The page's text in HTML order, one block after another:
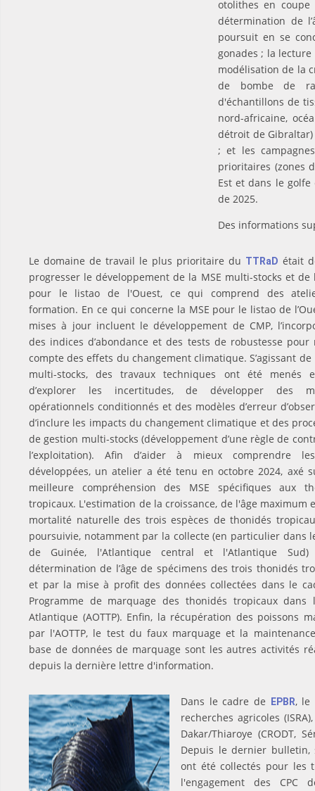
otolithes en
détermination de
poursuit en se
gonades ; la
modélisation de la
de bombe de
d'échantillons de
nord-africaine,
détroit de
; et les
prioritaires (zones
Est et dans le
de 2025.
Des informations
Le domaine de travail le plus prioritaire du TTRaD était
progresser le développement de la MSE multi-stocks et de
pour le listao de l'Ouest, ce qui comprend des
formation. En ce qui concerne la MSE pour le listao de
mises à jour incluent le développement de CMP,
des indices d’abondance et des tests de robustesse pour
compte des effets du changement climatique. S’agissant de
multi-stocks, des travaux techniques ont été menés
d’explorer les incertitudes, de développer des
opérationnels conditionnés et des modèles d’erreur
d’inclure les impacts du changement climatique et des
de gestion multi-stocks (développement d’une règle de
l’exploitation). Afin d’aider à mieux comprendre
développées, un atelier a été tenu en octobre 2024, axé
meilleure compréhension des MSE spécifiques aux
tropicaux. L'estimation de la croissance, de l'âge maximum
mortalité naturelle des trois espèces de thonidés
poursuivie, notamment par la collecte (en particulier dans
de Guinée, l'Atlantique central et l'Atlantique
détermination de l’âge de spécimens des trois thonidés
et par la mise à profit des données collectées dans le
Programme de marquage des thonidés tropicaux dans
Atlantique (AOTTP). Enfin, la récupération des poissons
par l'AOTTP, le test du faux marquage et la
base de données de marquage sont les autres activités
depuis la dernière lettre d'information.
Dans le cadre de EPBR, le
recherches agricoles
Dakar/Thiaroye (CRODT,
Depuis le dernier bulletin,
ont été collectés pour les
l'engagement des CPC